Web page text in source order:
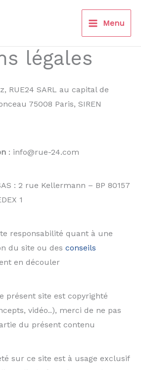
Menu
légales
RUE24 SARL au capital de
75008 Paris, SIREN
: info@rue-24.com
: 2 rue Kellermann – BP 80157
1
responsabilité quant à une
du site ou des conseils
en découler
présent site est copyrighté
vidéo..), merci de ne pas
du présent contenu
sur ce site est à usage exclusif